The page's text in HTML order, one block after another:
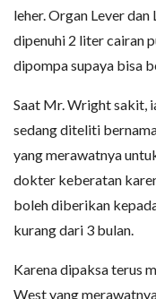
leher. Organ Lever
dipenuhi 2 liter cairan
dipompa supaya bisa
Saat Mr. Wright sakit,
sedang diteliti
yang merawatnya
dokter keberatan
boleh diberikan
kurang dari 3 bulan.
Karena dipaksa terus
West yang